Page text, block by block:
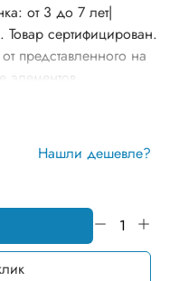
от 3 до 7 лет|
сертифицирован.
представленного на
элементов.
Нашли дешевле?